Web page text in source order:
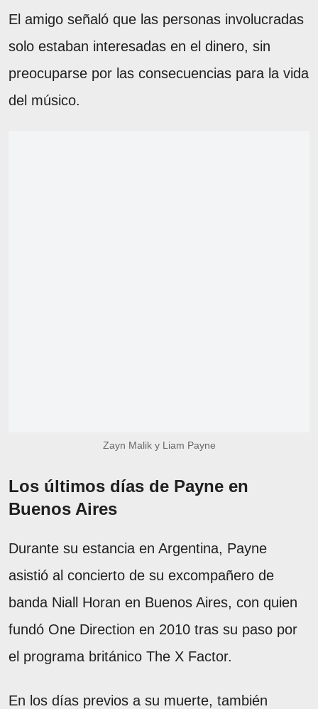
El amigo señaló que las personas involucradas
solo estaban interesadas en el dinero, sin
preocuparse por las consecuencias para la vida
del músico.
Zayn Malik y Liam Payne
Los últimos días de Payne en
Buenos Aires
Durante su estancia en Argentina, Payne
asistió al concierto de su excompañero de
banda Niall Horan en Buenos Aires, con quien
fundó One Direction en 2010 tras su paso por
el programa británico The X Factor.
En los días previos a su muerte, también